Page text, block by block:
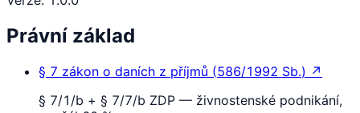
Právní základ
§ 7 zákon o daních z příjmů (586/1992 Sb.) ↗
§ 7/1/b + § 7/7/b ZDP — živnostenské podnikání,